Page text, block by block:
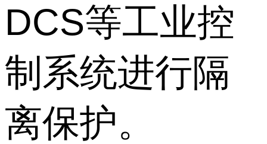
DCS等工业控
制系统进行隔
离保护。